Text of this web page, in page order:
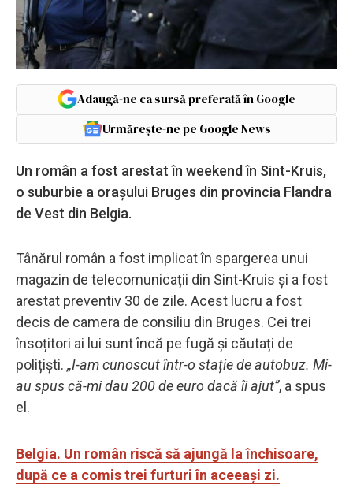
Adaugă-ne ca sursă preferată în Google
Urmărește-ne pe Google News
Un român a fost arestat în weekend în Sint-Kruis,
o suburbie a orașului Bruges din provincia Flandra
de Vest din Belgia.
Tânărul român a fost implicat în spargerea unui
magazin de telecomunicații din Sint-Kruis și a fost
arestat preventiv 30 de zile. Acest lucru a fost
decis de camera de consiliu din Bruges. Cei trei
însoțitori ai lui sunt încă pe fugă și căutați de
polițiști. „I-am cunoscut într-o stație de autobuz. Mi-
au spus că-mi dau 200 de euro dacă îi ajut”, a spus
el.
Belgia. Un român riscă să ajungă la închisoare,
după ce a comis trei furturi în aceeași zi.